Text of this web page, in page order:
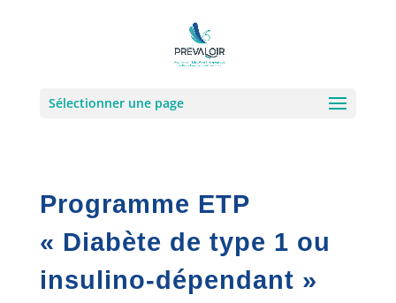
Sélectionner une page
Programme ETP
« Diabète de type 1 ou
insulino-dépendant »